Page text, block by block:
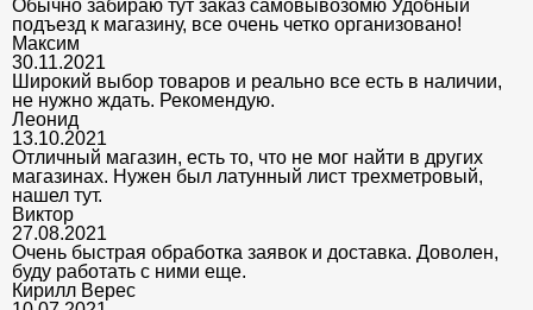
Обычно забираю тут заказ самовывозомю Удобный
подъезд к магазину, все очень четко организовано!
Максим
30.11.2021
Широкий выбор товаров и реально все есть в наличии,
не нужно ждать. Рекомендую.
Леонид
13.10.2021
Отличный магазин, есть то, что не мог найти в других
магазинах. Нужен был латунный лист трехметровый,
нашел тут.
Виктор
27.08.2021
Очень быстрая обработка заявок и доставка. Доволен,
буду работать с ними еще.
Кирилл Верес